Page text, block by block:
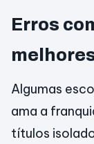
Erros
Algumas
ama a
títulos